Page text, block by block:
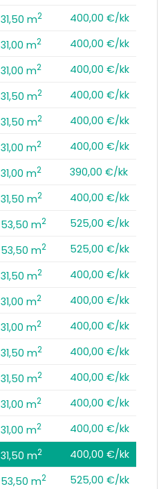
31,50 m2
400,00 €/kk
31,00 m2
400,00 €/kk
31,00 m2
400,00 €/kk
31,50 m2
400,00 €/kk
31,50 m2
400,00 €/kk
31,00 m2
400,00 €/kk
31,00 m2
390,00 €/kk
31,50 m2
400,00 €/kk
53,50 m2
525,00 €/kk
53,50 m2
525,00 €/kk
31,50 m2
400,00 €/kk
31,00 m2
400,00 €/kk
31,00 m2
400,00 €/kk
31,50 m2
400,00 €/kk
31,50 m2
400,00 €/kk
31,00 m2
400,00 €/kk
31,00 m2
400,00 €/kk
31,50 m2
400,00 €/kk
53,50 m2
525,00 €/kk